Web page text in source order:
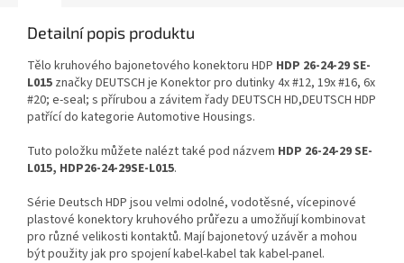
Detailní popis produktu
Tělo kruhového bajonetového konektoru HDP HDP 26-24-29 SE-
L015 značky DEUTSCH je Konektor pro dutinky 4x #12, 19x #16, 6x
#20; e-seal; s přírubou a závitem řady DEUTSCH HD,DEUTSCH HDP
patřící do kategorie Automotive Housings.
Tuto položku můžete nalézt také pod názvem HDP 26-24-29 SE-
L015, HDP26-24-29SE-L015.
Série Deutsch HDP jsou velmi odolné, vodotěsné, vícepinové
plastové konektory kruhového průřezu a umožňují kombinovat
pro různé velikosti kontaktů. Mají bajonetový uzávěr a mohou
být použity jak pro spojení kabel-kabel tak kabel-panel.